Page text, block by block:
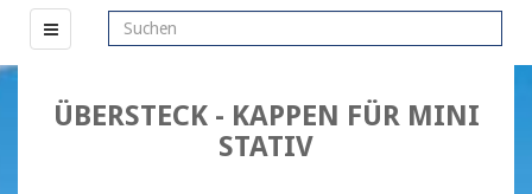
ÜBERSTECK - KAPPEN FÜR MINI
STATIV